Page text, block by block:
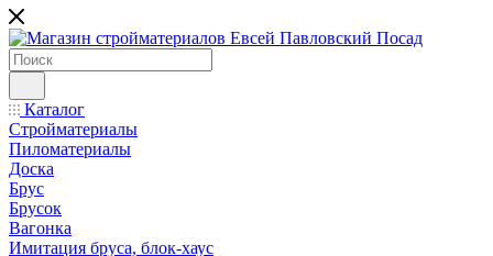
Каталог
Стройматериалы
Пиломатериалы
Доска
Брус
Брусок
Вагонка
Имитация бруса, блок-хаус